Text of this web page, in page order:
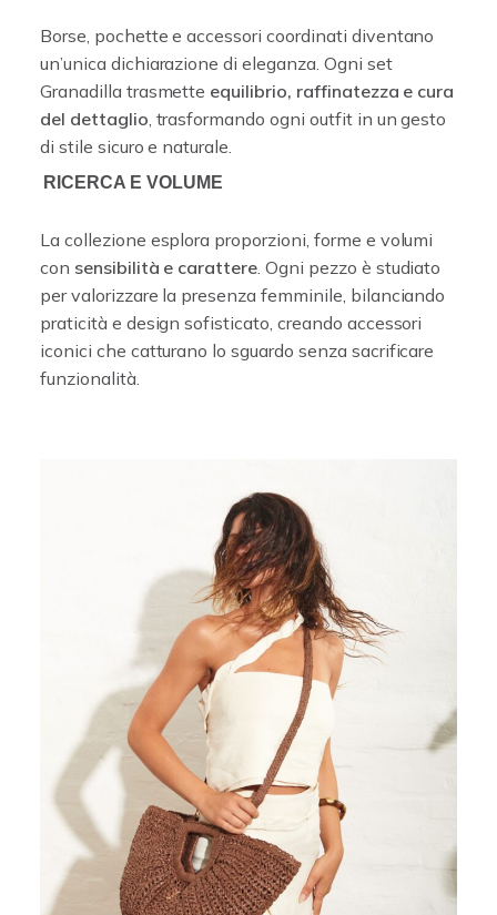
Borse, pochette e accessori coordinati diventano
un’unica dichiarazione di eleganza. Ogni set
Granadilla trasmette equilibrio, raffinatezza e cura
del dettaglio, trasformando ogni outfit in un gesto
di stile sicuro e naturale.
RICERCA E VOLUME
La collezione esplora proporzioni, forme e volumi
con sensibilità e carattere. Ogni pezzo è studiato
per valorizzare la presenza femminile, bilanciando
praticità e design sofisticato, creando accessori
iconici che catturano lo sguardo senza sacrificare
funzionalità.